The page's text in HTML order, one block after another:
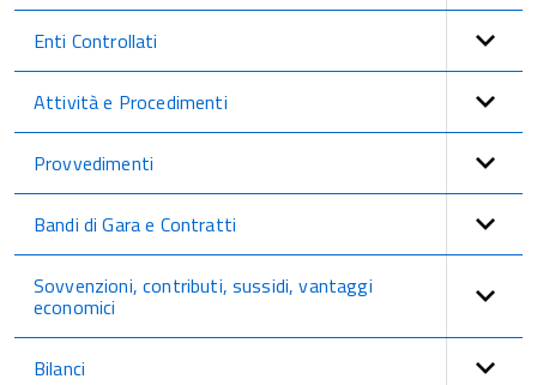
Enti Controllati
Attività e Procedimenti
Provvedimenti
Bandi di Gara e Contratti
Sovvenzioni, contributi, sussidi, vantaggi
economici
Bilanci